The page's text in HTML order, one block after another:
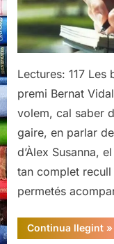
Lectures: 117
premi Bernat
volem, cal saber
gaire, en parlar
d’Àlex Susanna,
tan complet
permetés
Continua llegint »